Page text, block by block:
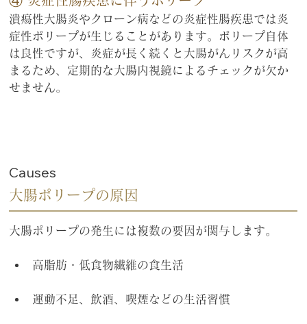
潰瘍性大腸炎やクローン病などの炎症性腸疾患では炎
症性ポリープが生じることがあります。ポリープ自体
は良性ですが、炎症が長く続くと大腸がんリスクが高
まるため、定期的な大腸内視鏡によるチェックが欠か
せません。
Causes
大腸ポリープの原因
大腸ポリープの発生には複数の要因が関与します。
高脂肪・低食物繊維の食生活
運動不足、飲酒、喫煙などの生活習慣